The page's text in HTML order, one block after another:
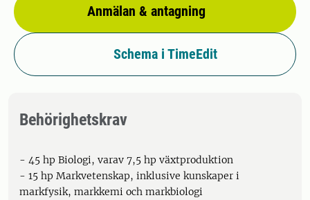
Anmälan & antagning
Schema i TimeEdit
Behörighetskrav
- 45 hp Biologi, varav 7,5 hp växtproduktion
- 15 hp Markvetenskap, inklusive kunskaper i
markfysik, markkemi och markbiologi